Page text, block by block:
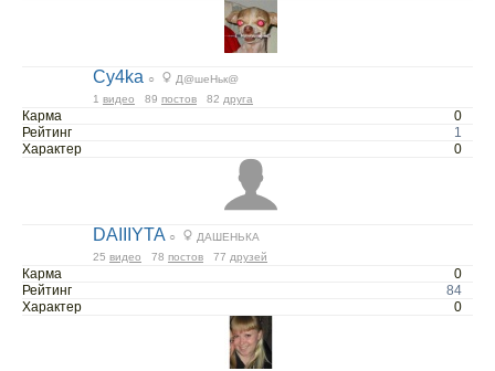
Cy4ka ○
Д@шеНьк@
1 видео 89 постов 82 друга
Карма
0
Рейтинг
1
Характер
0
DAIIIYTA ○
ДАШЕНЬКА
25 видео 78 постов 77 друзей
Карма
0
Рейтинг
84
Характер
0